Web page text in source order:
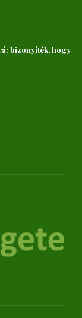
bizonyíték, hogy